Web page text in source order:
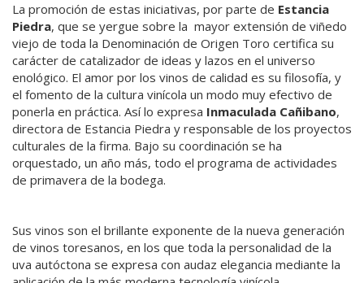
La promoción de estas iniciativas, por parte de Estancia
Piedra, que se yergue sobre la mayor extensión de viñedo
viejo de toda la Denominación de Origen Toro certifica su
carácter de catalizador de ideas y lazos en el universo
enológico. El amor por los vinos de calidad es su filosofía, y
el fomento de la cultura vinícola un modo muy efectivo de
ponerla en práctica. Así lo expresa Inmaculada Cañibano,
directora de Estancia Piedra y responsable de los proyectos
culturales de la firma. Bajo su coordinación se ha
orquestado, un año más, todo el programa de actividades
de primavera de la bodega.
Sus vinos son el brillante exponente de la nueva generación
de vinos toresanos, en los que toda la personalidad de la
uva autóctona se expresa con audaz elegancia mediante la